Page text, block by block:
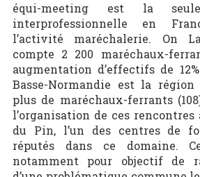
équi-meeting est la
interprofessionnelle en
l’activité maréchalerie. On
compte 2 200 maréchaux-
augmentation d’effectifs de
Basse-Normandie est la
plus de maréchaux-ferrants
l’organisation de ces
du Pin, l’un des centres de
réputés dans ce domaine.
notamment pour objectif de